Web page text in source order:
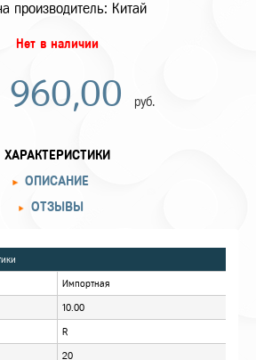
производитель: Китай
Нет в наличии
960,00 руб.
ОПИСАНИЕ
ОТЗЫВЫ